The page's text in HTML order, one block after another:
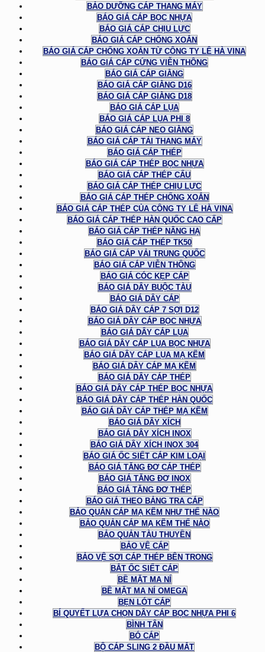
BẢO DƯỠNG CÁP THANG MÁY
BÁO GIÁ CÁP BỌC NHỰA
BÁO GIÁ CÁP CHỊU LỰC
BÁO GIÁ CÁP CHỐNG XOẮN
BÁO GIÁ CÁP CHỐNG XOẮN TỪ CÔNG TY LÊ HÀ VINA
BÁO GIÁ CÁP CỨNG VIỄN THÔNG
BÁO GIÁ CÁP GIẰNG
BÁO GIÁ CÁP GIẰNG D16
BÁO GIÁ CÁP GIẰNG D18
BÁO GIÁ CÁP LỤA
BÁO GIÁ CÁP LỤA PHI 8
BÁO GIÁ CÁP NEO GIẰNG
BÁO GIÁ CÁP TẢI THANG MÁY
BÁO GIÁ CÁP THÉP
BÁO GIÁ CÁP THÉP BỌC NHỰA
BÁO GIÁ CÁP THÉP CẨU
BÁO GIÁ CÁP THÉP CHỊU LỰC
BÁO GIÁ CÁP THÉP CHỐNG XOẮN
BÁO GIÁ CÁP THÉP CỦA CÔNG TY LÊ HÀ VINA
BÁO GIÁ CÁP THÉP HÀN QUỐC CAO CẤP
BÁO GIÁ CÁP THÉP NÂNG HẠ
BÁO GIÁ CÁP THÉP TK50
BÁO GIÁ CÁP VẢI TRUNG QUỐC
BÁO GIÁ CÁP VIỄN THÔNG
BÁO GIÁ CÓC KẸP CÁP
BÁO GIÁ DÂY BUỘC TÀU
BÁO GIÁ DÂY CÁP
BÁO GIÁ DÂY CÁP 7 SỢI D12
BÁO GIÁ DÂY CÁP BỌC NHỰA
BÁO GIÁ DÂY CÁP LỤA
BÁO GIÁ DÂY CÁP LỤA BỌC NHỰA
BÁO GIÁ DÂY CÁP LỤA MẠ KẼM
BÁO GIÁ DÂY CÁP MẠ KẼM
BÁO GIÁ DÂY CÁP THÉP
BÁO GIÁ DÂY CÁP THÉP BỌC NHỰA
BÁO GIÁ DÂY CÁP THÉP HÀN QUỐC
BÁO GIÁ DÂY CÁP THÉP MẠ KẼM
BÁO GIÁ DÂY XÍCH
BÁO GIÁ DÂY XÍCH INOX
BÁO GIÁ DÂY XÍCH INOX 304
BÁO GIÁ ỐC SIẾT CÁP KIM LOẠI
BÁO GIÁ TĂNG ĐƠ CÁP THÉP
BÁO GIÁ TĂNG ĐƠ INOX
BÁO GIÁ TĂNG ĐƠ THÉP
BÁO GIÁ THEO BẢNG TRA CÁP
BẢO QUẢN CÁP MẠ KẼM NHƯ THẾ NÀO
BẢO QUẢN CÁP MẠ KẼM THẾ NÀO
BẢO QUẢN TÀU THUYỀN
BẢO VỆ CÁP
BẢO VỆ SỢI CÁP THÉP BÊN TRONG
BẮT ỐC SIẾT CÁP
BỀ MẶT MA NÍ
BỀ MẶT MA NÍ OMEGA
BẸN LÓT CÁP
BÍ QUYẾT LỰA CHỌN DÂY CÁP BỌC NHỰA PHI 6
BÌNH TÂN
BÓ CÁP
BỘ CÁP SLING 2 ĐẦU MẮT